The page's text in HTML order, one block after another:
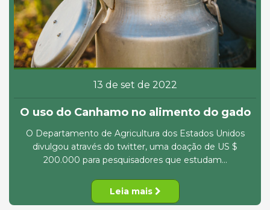
13 de set de 2022
O uso do Canhamo no alimento do gado
O Departamento de Agricultura dos Estados Unidos
divulgou através do twitter, uma doação de US $
200.000 para pesquisadores que estudam...
Leia mais